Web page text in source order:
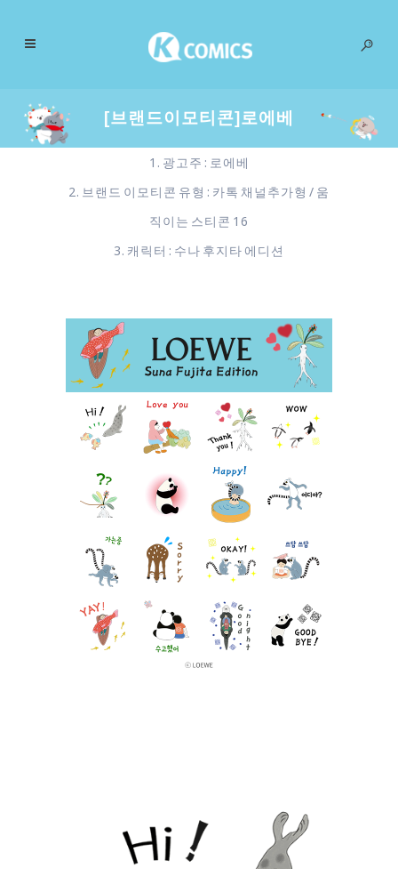
[브랜드이모티콘]로에베
1. 광고주 : 로에베
2. 브랜드 이모티콘 유형 : 카톡 채널추가형 / 움
직이는 스티콘 16
3. 캐릭터 : 수나 후지타 에디션